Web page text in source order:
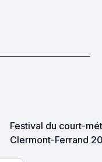
Festival du court-
Clermont-Ferrand